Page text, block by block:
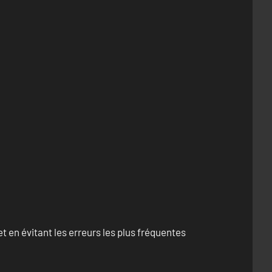
en évitant les erreurs les plus fréquentes